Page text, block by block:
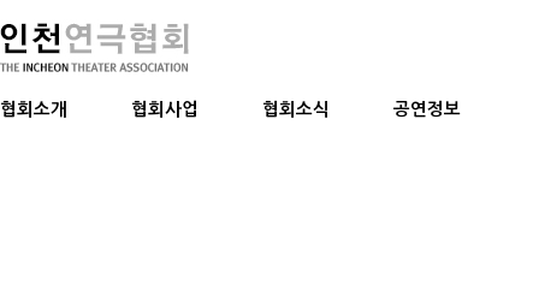
협회소개 협회사업 협회소식 공연정보